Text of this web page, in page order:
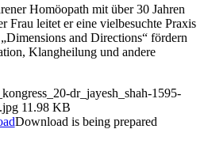
Homöopath mit über 30 Jahren
Frau leitet er eine vielbesuchte Praxis
and Directions“ fördern
Klangheilung und andere
dr_jayesh_shah-1595-
11.98 KB
Download is being prepared